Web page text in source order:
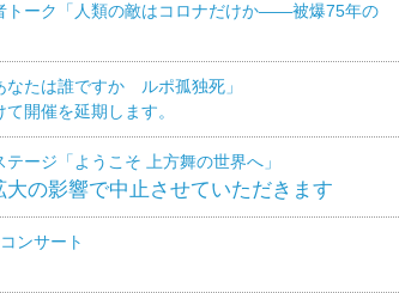
ーク「人類の敵はコロナだけか――被爆75年の
たは誰ですか ルポ孤独死」
開催を延期します。
ージ「ようこそ 上方舞の世界へ」
の影響で中止させていただきます
ンサート